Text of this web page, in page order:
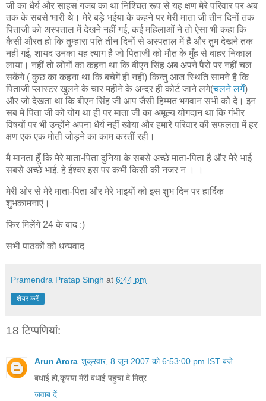
जी का धैर्य और साहस गजब का था निश्चित रूप से यह क्षण मेरे परिवार पर अब
तक के सबसे भारी थे। मेरे बड़े भईया के कहने पर मेरी माता जी तीन दिनों तक
पिताजी को अस्पताल में देखने नहीं गई, कई महिलाओं ने तो ऐसा भी कहा कि
कैसी औरत हो कि तुम्हारा पति तीन दिनों से अस्पताल में है और तुम देखने तक
नहीं गई, शायद उनका यह त्‍याग है जो पिताजी को मौत के मुँह से बाहर निकाल
लाया। नहीं तो लोगों का कहना था कि बीएन सिंह अब अपने पैरों पर नहीं चल
सकेंगे ( कुछ का कहना था कि बचेगें ही नहीं) किन्तु आज स्थिति सामने है कि
पिताजी प्लास्टर खुलने के चार महीने के अन्दर ही कोर्ट जाने लगे(चलने लगें)
और जो देखता था कि बीएन सिंह जी आप जैसी हिम्मत भगवान सभी को दे। इन
सब मे पिता जी को योग था ही पर माता जी का अमूल्य योगदान था कि गंभीर
विषयों पर भी उन्होंने अपना धैर्य नहीं खोया और हमारे परिवार की सफलता में हर
क्षण एक एक मोती जोड़ने का काम करतीं रही।
मै मानता हूँ कि मेरे माता-पिता दुनिया के सबसे अच्छे माता-पिता है और मेरे भाई
सबसे अच्छे भाई, हे ईश्वर इस पर कभी किसी की नजर न । ।
मेरी ओर से मेरे माता-पिता और मेरे भाइयों को इस शुभ दिन पर हार्दिक
शुभकामनाएं।
फिर मिलेंगे 24 के बाद :)
सभी पाठकों को धन्यवाद
Pramendra Pratap Singh at 6:44 pm
शेयर करें
18 टिप्‍पणियां:
Arun Arora शुक्रवार, 8 जून 2007 को 6:53:00 pm IST बजे
बधाई हो,कृपया मेरी बधाई पहुचा दे मित्र
जवाब दें